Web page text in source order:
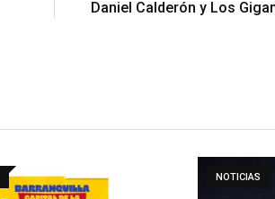
Daniel Calderón y Los
NOTICIAS